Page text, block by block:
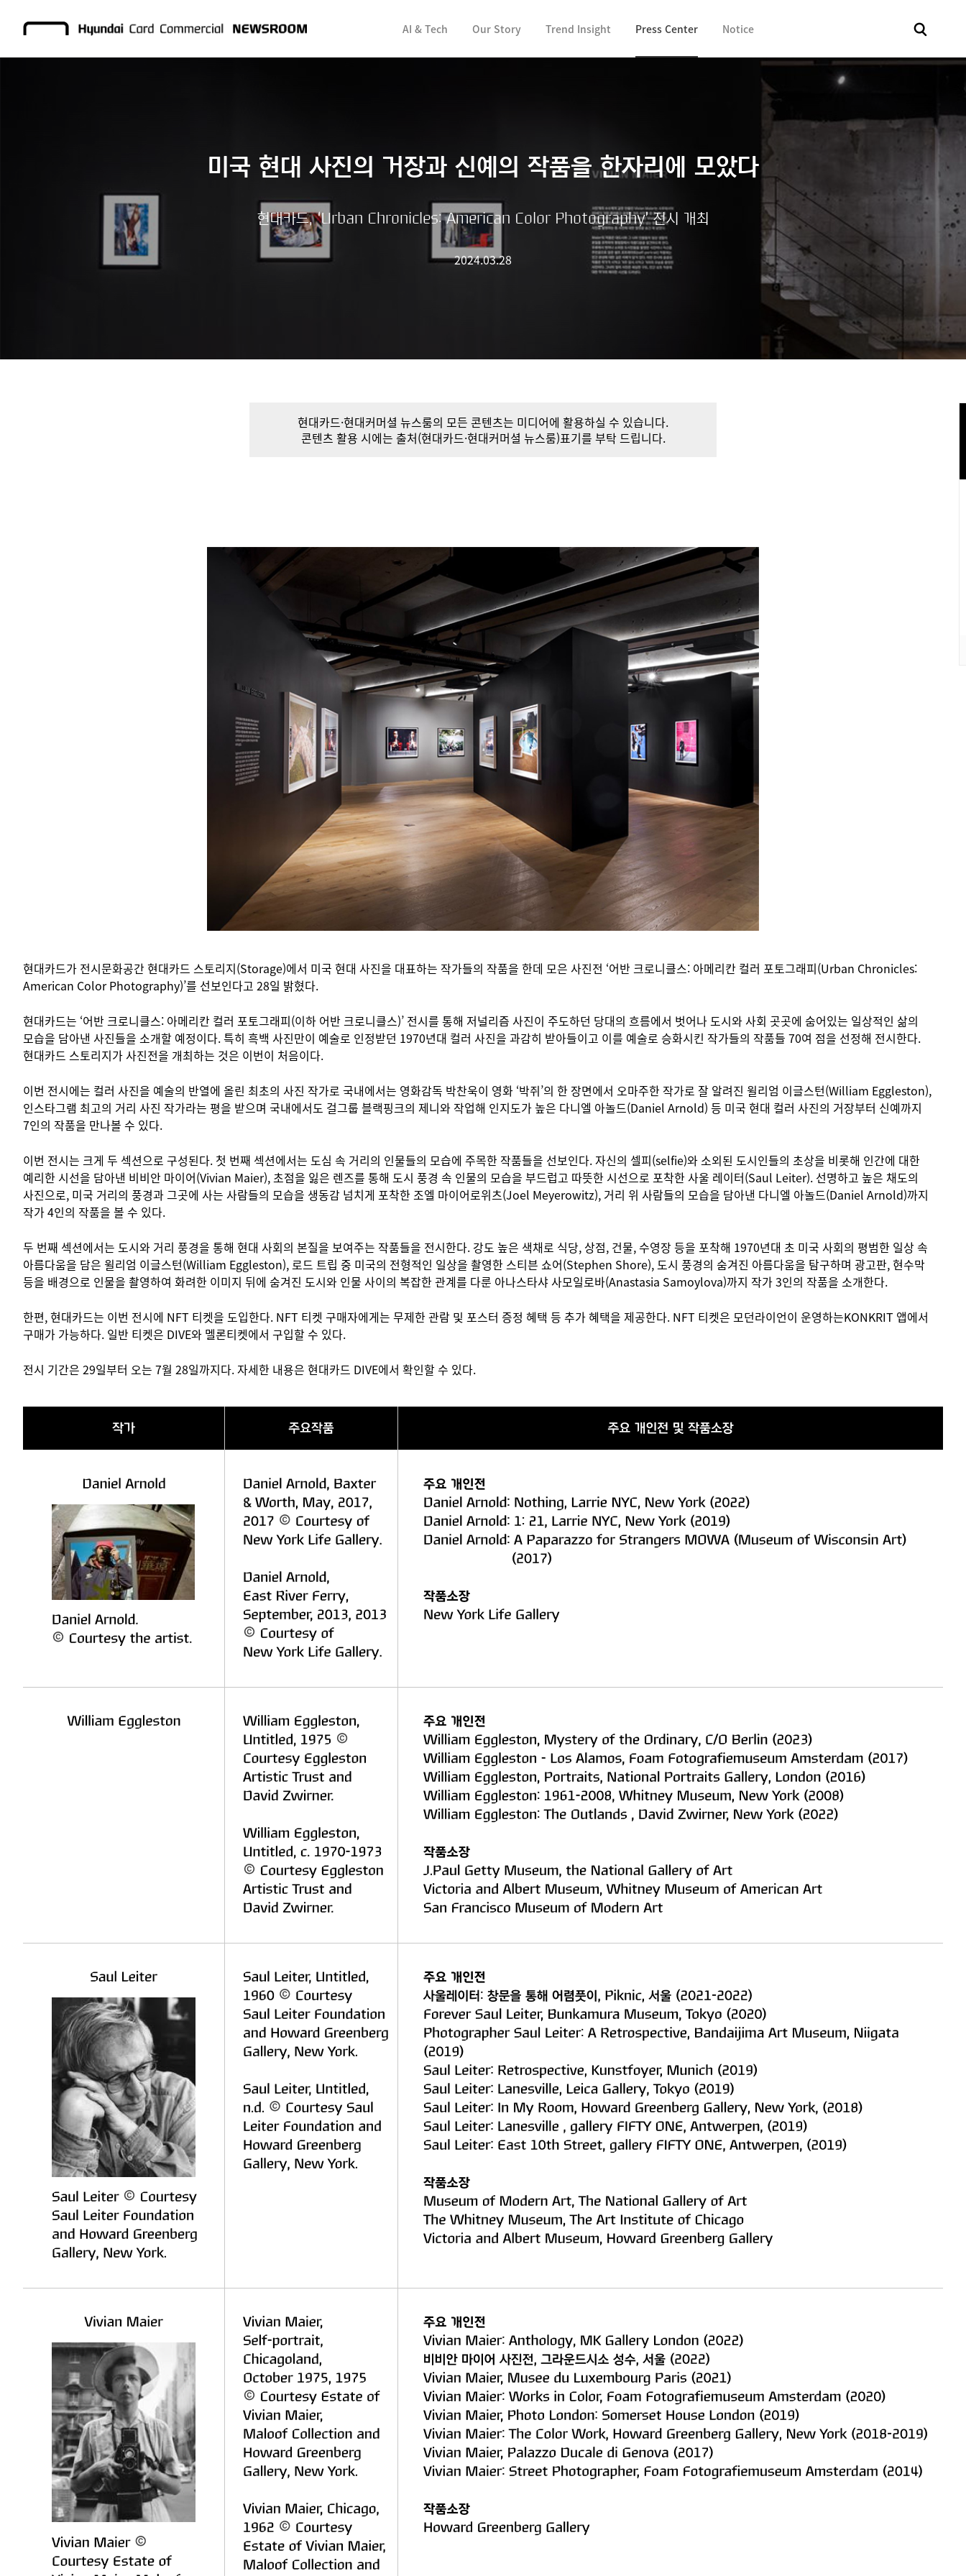
AI & Tech Our Story Trend Insight Press Center
Fact & Check Image Library
Notice
미국 현대 사진의 거장과 신예의 작품을 한자리에 모았다
현대카드, ‘Urban Chronicles: American Color Photography’ 전시 개최
2024.03.28
현대카드·현대커머셜 뉴스룸의 모든 콘텐츠는 미디어에 활용하실 수 있습니다.
콘텐츠 활용 시에는 출처(현대카드·현대커머셜 뉴스룸)표기를 부탁 드립니다.
현대카드가 전시문화공간 현대카드 스토리지(Storage)에서 미국 현대 사진을 대표하는 작가들의 작품을 한데 모은 사진전 ‘어반 크로니클스: 아메리칸 컬러 포토그래피(Urban Chronicles:
American Color Photography)’를 선보인다고 28일 밝혔다.
현대카드는 ‘어반 크로니클스: 아메리칸 컬러 포토그래피(이하 어반 크로니클스)’ 전시를 통해 저널리즘 사진이 주도하던 당대의 흐름에서 벗어나 도시와 사회 곳곳에 숨어있는 일상적인 삶의
모습을 담아낸 사진들을 소개할 예정이다. 특히 흑백 사진만이 예술로 인정받던 1970년대 컬러 사진을 과감히 받아들이고 이를 예술로 승화시킨 작가들의 작품들 70여 점을 선정해 전시한다.
현대카드 스토리지가 사진전을 개최하는 것은 이번이 처음이다.
이번 전시에는 컬러 사진을 예술의 반열에 올린 최초의 사진 작가로 국내에서는 영화감독 박찬욱이 영화 ‘박쥐’의 한 장면에서 오마주한 작가로 잘 알려진 윌리엄 이글스턴(William Eggleston),
인스타그램 최고의 거리 사진 작가라는 평을 받으며 국내에서도 걸그룹 블랙핑크의 제니와 작업해 인지도가 높은 다니엘 아놀드(Daniel Arnold) 등 미국 현대 컬러 사진의 거장부터 신예까지
7인의 작품을 만나볼 수 있다.
이번 전시는 크게 두 섹션으로 구성된다. 첫 번째 섹션에서는 도심 속 거리의 인물들의 모습에 주목한 작품들을 선보인다. 자신의 셀피(selfie)와 소외된 도시인들의 초상을 비롯해 인간에 대한
예리한 시선을 담아낸 비비안 마이어(Vivian Maier), 초점을 잃은 렌즈를 통해 도시 풍경 속 인물의 모습을 부드럽고 따뜻한 시선으로 포착한 사울 레이터(Saul Leiter). 선명하고 높은 채도의
사진으로, 미국 거리의 풍경과 그곳에 사는 사람들의 모습을 생동감 넘치게 포착한 조엘 마이어로위츠(Joel Meyerowitz), 거리 위 사람들의 모습을 담아낸 다니엘 아놀드(Daniel Arnold)까지
작가 4인의 작품을 볼 수 있다.
두 번째 섹션에서는 도시와 거리 풍경을 통해 현대 사회의 본질을 보여주는 작품들을 전시한다. 강도 높은 색채로 식당, 상점, 건물, 수영장 등을 포착해 1970년대 초 미국 사회의 평범한 일상 속
아름다움을 담은 윌리엄 이글스턴(William Eggleston), 로드 트립 중 미국의 전형적인 일상을 촬영한 스티븐 쇼어(Stephen Shore), 도시 풍경의 숨겨진 아름다움을 탐구하며 광고판, 현수막
등을 배경으로 인물을 촬영하여 화려한 이미지 뒤에 숨겨진 도시와 인물 사이의 복잡한 관계를 다룬 아나스타샤 사모일로바(Anastasia Samoylova)까지 작가 3인의 작품을 소개한다.
한편, 현대카드는 이번 전시에 NFT 티켓을 도입한다. NFT 티켓 구매자에게는 무제한 관람 및 포스터 증정 혜택 등 추가 혜택을 제공한다. NFT 티켓은 모던라이언이 운영하는KONKRIT 앱에서
구매가 가능하다. 일반 티켓은 DIVE와 멜론티켓에서 구입할 수 있다.
전시 기간은 29일부터 오는 7월 28일까지다. 자세한 내용은 현대카드 DIVE에서 확인할 수 있다.